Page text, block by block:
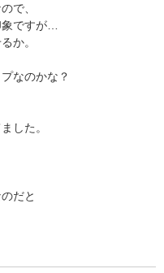
で、
ですが…
か。
なのかな？
した。
だと